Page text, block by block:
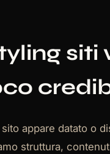
siti
sito appare datato o
struttura,